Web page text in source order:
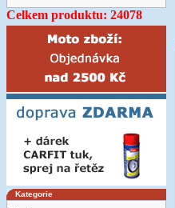
Celkem produktu: 24078
Kategorie